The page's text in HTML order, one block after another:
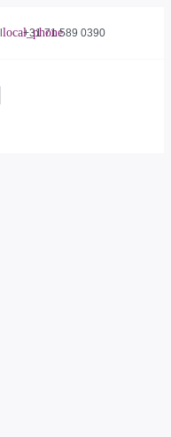
+31 71 589 0390